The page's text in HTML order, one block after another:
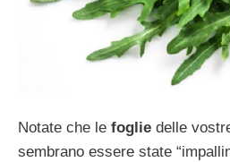
Notate che le foglie delle
sembrano essere state